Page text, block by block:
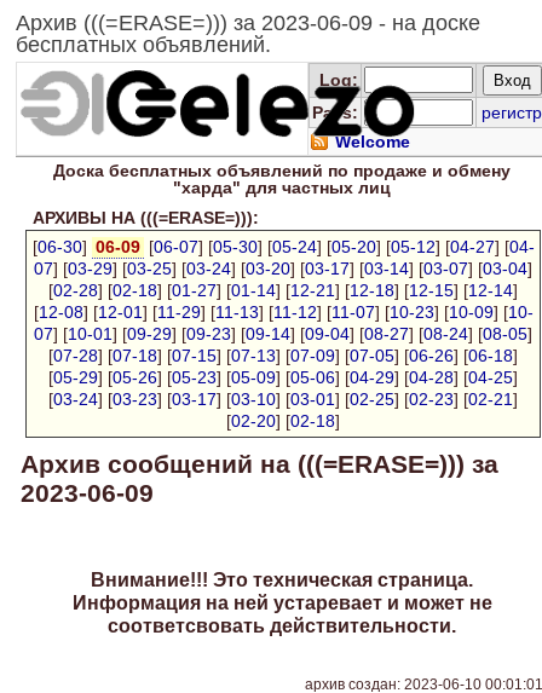
Архив (((=ERASE=))) за 2023-06-09 - на доске
бесплатных объявлений.
Log:
Pass:
регистр
Welcome
Доска бесплатныхобъявлений по продаже и обмену
"харда" для частных лиц
АРХИВЫ НА (((=ERASE=))):
[06-30] 06-09 [06-07] [05-30] [05-24] [05-20] [05-12] [04-27] [04-
07] [03-29] [03-25] [03-24] [03-20] [03-17] [03-14] [03-07] [03-04]
[02-28] [02-18] [01-27] [01-14] [12-21] [12-18] [12-15] [12-14]
[12-08] [12-01] [11-29] [11-13] [11-12] [11-07] [10-23] [10-09] [10-
07] [10-01] [09-29] [09-23] [09-14] [09-04] [08-27] [08-24] [08-05]
[07-28] [07-18] [07-15] [07-13] [07-09] [07-05] [06-26] [06-18]
[05-29] [05-26] [05-23] [05-09] [05-06] [04-29] [04-28] [04-25]
[03-24] [03-23] [03-17] [03-10] [03-01] [02-25] [02-23] [02-21]
[02-20] [02-18]
Архив сообщений на (((=ERASE=))) за
2023-06-09
Внимание!!! Это техническая страница.
Информация на ней устаревает и может не
соответсвовать действительности.
архив создан: 2023-06-10 00:01:01